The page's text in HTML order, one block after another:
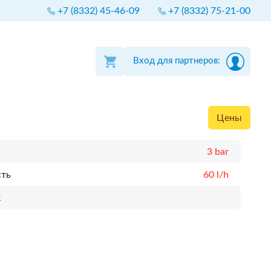
+7 (8332) 45-46-09 +7 (8332) 75-21-00
Вход для партнеров:
Цены
3 bar
60 l/h